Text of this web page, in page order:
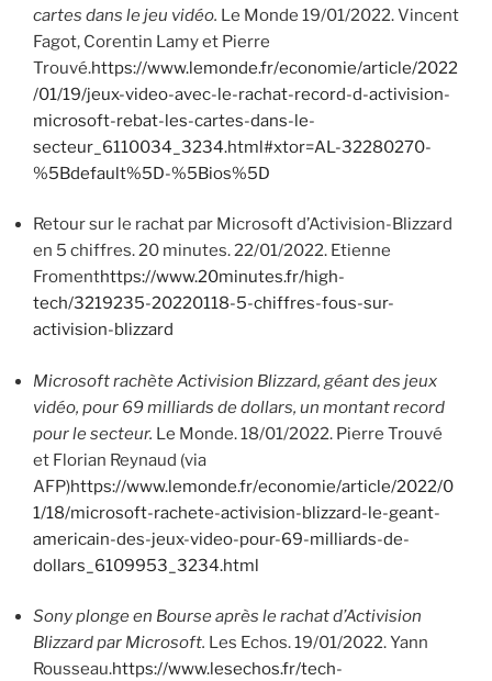
cartes dans le jeu vidéo. Le Monde 19/01/2022. Vincent
Fagot, Corentin Lamy et Pierre
Trouvé.https://www.lemonde.fr/economie/article/2022
/01/19/jeux-video-avec-le-rachat-record-d-activision-
microsoft-rebat-les-cartes-dans-le-
secteur_6110034_3234.html#xtor=AL-32280270-
%5Bdefault%5D-%5Bios%5D
Retour sur le rachat par Microsoft d’Activision-Blizzard
en 5 chiffres. 20 minutes. 22/01/2022. Etienne
Fromenthttps://www.20minutes.fr/high-
tech/3219235-20220118-5-chiffres-fous-sur-
activision-blizzard
Microsoft rachète Activision Blizzard, géant des jeux
vidéo, pour 69 milliards de dollars, un montant record
pour le secteur. Le Monde. 18/01/2022. Pierre Trouvé
et Florian Reynaud (via
AFP)https://www.lemonde.fr/economie/article/2022/0
1/18/microsoft-rachete-activision-blizzard-le-geant-
americain-des-jeux-video-pour-69-milliards-de-
dollars_6109953_3234.html
Sony plonge en Bourse après le rachat d’Activision
Blizzard par Microsoft. Les Echos. 19/01/2022. Yann
Rousseau.https://www.lesechos.fr/tech-